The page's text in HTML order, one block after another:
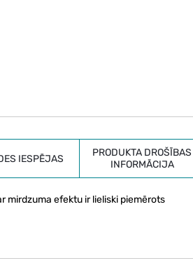
IESPĒJAS
PRODUKTA DROŠĪBAS
INFORMĀCIJA
mirdzuma efektu ir lieliski piemērots